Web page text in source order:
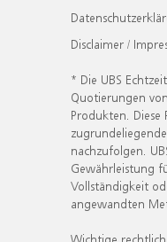
Disclaimer /
* Die UBS
Quotierungen
Produkten. Diese
nachzufolgen.
Gewährleistung
Vollständigkeit
angewandten